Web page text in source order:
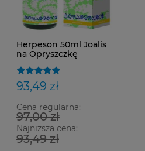
Herpeson 50ml Joalis
na Opryszczkę
93,49 zł
Cena regularna:
97,00 zł
Najniższa cena:
93,49 zł